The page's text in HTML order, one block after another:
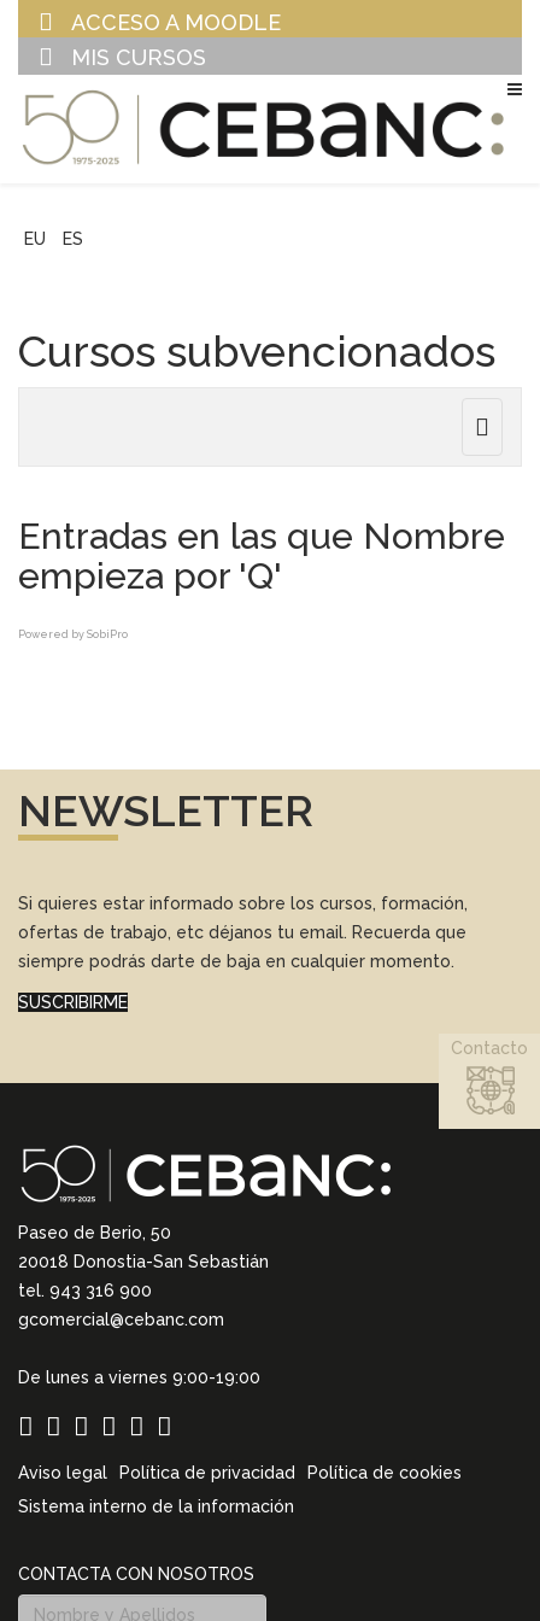
ACCESO A MOODLE
MIS CURSOS
EU ES
Cursos subvencionados
Toggle
Entradas en las que Nombre
empieza por 'Q'
Powered by SobiPro
NEWSLETTER
Si quieres estar informado sobre los cursos, formación,
ofertas de trabajo, etc déjanos tu email. Recuerda que
siempre podrás darte de baja en cualquier momento.
SUSCRIBIRME
Paseo de Berio, 50
20018 Donostia-San Sebastián
tel. 943 316 900
gcomercial@cebanc.com
De lunes a viernes 9:00-19:00
Aviso legal Política de privacidad
Política de cookies
Sistema interno de la información
CONTACTA CON NOSOTROS
Contacto